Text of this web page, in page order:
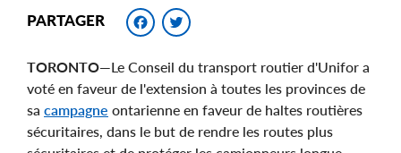
PARTAGER Facebook
TORONTO—Le Conseil du transport routier d'Unifor a
voté en faveur de l'extension à toutes les provinces de
sa campagne ontarienne en faveur de haltes routières
sécuritaires, dans le but de rendre les routes plus